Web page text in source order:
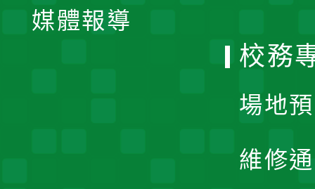
媒體報導
校務
場地
維修